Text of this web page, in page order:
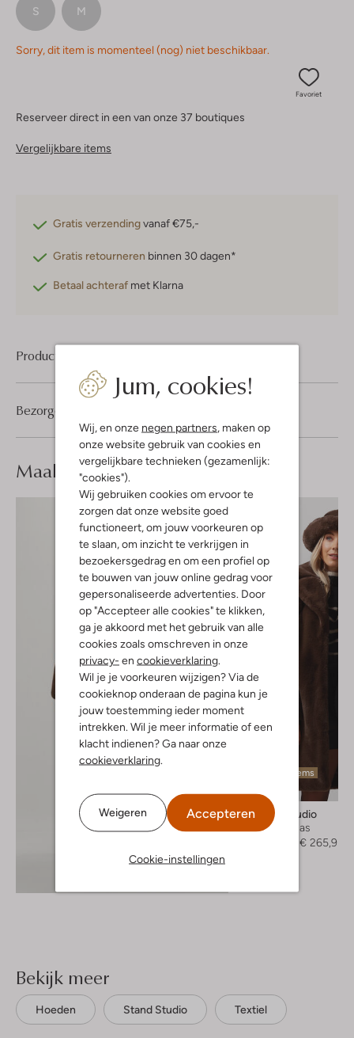
Jum, cookies!
Wij, en onze negen partners , maken op
onze website gebruik van cookies en
vergelijkbare technieken (gezamenlijk:
"cookies").
Wij gebruiken cookies om ervoor te
zorgen dat onze website goed
functioneert, om jouw voorkeuren op
te slaan, om inzicht te verkrijgen in
bezoekersgedrag en om een profiel op
te bouwen van jouw online gedrag voor
gepersonaliseerde advertenties. Door
op "Accepteer alle cookies" te klikken,
ga je akkoord met het gebruik van alle
cookies zoals omschreven in onze
privacy- en cookieverklaring
Wil je je voorkeuren wijzigen? Via de
cookieknop onderaan de pagina kun je
jouw toestemming ieder moment
intrekken. Wil je meer informatie of een
klacht indienen? Ga naar onze
cookieverklaring
Weigeren Accepteren
Cookie-instellingen
S M
Sorry, dit item is momenteel (nog) niet beschikbaar.
Favoriet
Reserveer direct in een van onze 37 boutiques
Vergelijkbare items
Gratis verzendingvanaf €75,-
Gratis retourneren binnen 30 dagen*
Betaal achteraf met Klarna
Product informatie
Bezorgen & retourneren
Maak jelook compleet
Laatste items
Stand Studio
Faux fur jas
€ 265,95
Bekijk meer
Hoeden Stand Studio Textiel